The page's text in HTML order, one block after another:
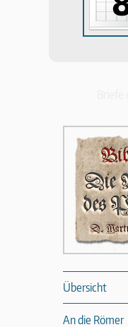
Übersicht
An die Römer